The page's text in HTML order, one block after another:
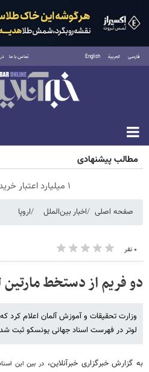
فارسی العربية English تماس با ما
جمعه ۱۶ مرداد ۱۴۰۵
مطالب پیشنهادی
۱ میلیارد اعتبار خرید طلا | بدون ضامن و چک
صفحه اصلی اخبار بین‌الملل اروپا
۰ نفر
دو فریم از دستخط
لوتر در فهرست اسناد جهانی یونسکو ثبت
به گزارش خبرگزاری خبرآنلاین، در بین این